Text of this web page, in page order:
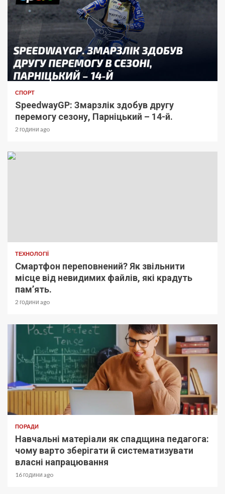
СПОРТ
SpeedwayGP: Змарзлік здобув другу
перемогу сезону, Парніцький – 14-й.
2 години ago
ТЕХНОЛОГІЇ
Смартфон переповнений? Як звільнити
місце від невидимих файлів, які крадуть
пам’ять.
2 години ago
ПОРАДИ
Навчальні матеріали як спадщина педагога:
чому варто зберігати й систематизувати
власні напрацювання
16 години ago